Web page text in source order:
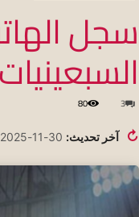
سجل
السبعينيات
3
80
↻ آخر تحديث: 30-11-2025